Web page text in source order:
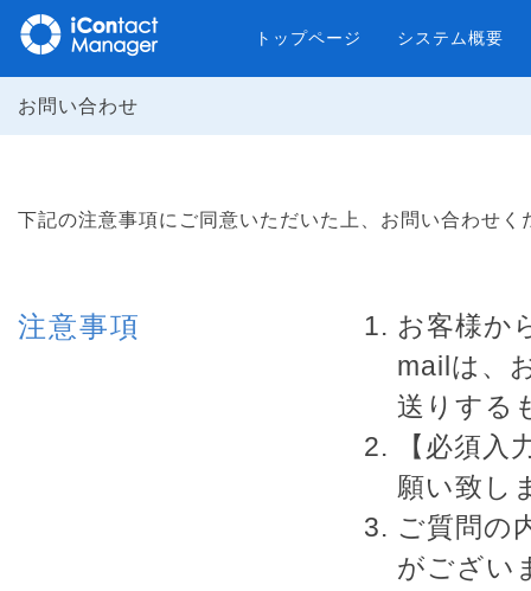
トップページ システム概要
お問い合わせ
下記の注意事項にご同意いただいた上、お問い合わせく
注意事項
お客様か
mailは、
送りする
【必須
願い致し
ご質問の
がござい